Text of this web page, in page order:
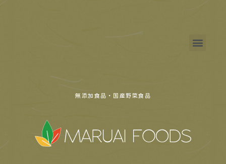
無添加食品・国産野菜食品